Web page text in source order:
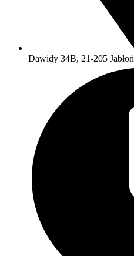
Dawidy 34B, 21-205 Jabłoń